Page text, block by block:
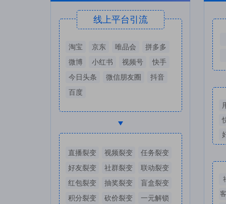
线上平台引流
淘宝 京东 唯品会
拼多多
微博
小红书 视频号
快手
今日头条
微信朋友圈
抖音
百度
直播裂变 视频裂变
任务裂变
好友裂变
社群裂变
联动裂变
红包裂变
抽奖裂变
盲盒裂变
积分裂变
砍价裂变 一元解锁